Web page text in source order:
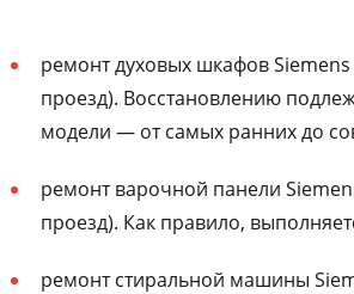
ремонт духовых шкафов
проезд). Восстановлению
модели — от самых ранних до
ремонт варочной панели
проезд). Как правило,
ремонт стиральной машины